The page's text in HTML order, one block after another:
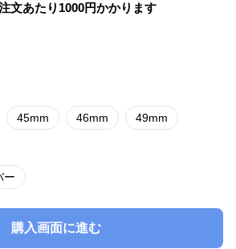
文あたり 1000円かかります
45mm 46mm 49mm
ー
購入画面に進む